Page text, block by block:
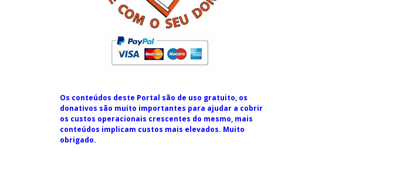
Os conteúdos deste Portal são de uso gratuito, os
donativos são muito importantes para ajudar a cobrir
os custos operacionais crescentes do mesmo, mais
conteúdos implicam custos mais elevados. Muito
obrigado.